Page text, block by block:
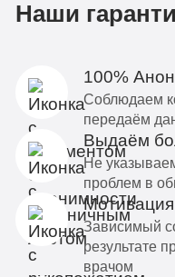
Наши
100%
Соблюдаем
передаём
Выдаём
Не
проблем в
Зависимый
результате
врачом